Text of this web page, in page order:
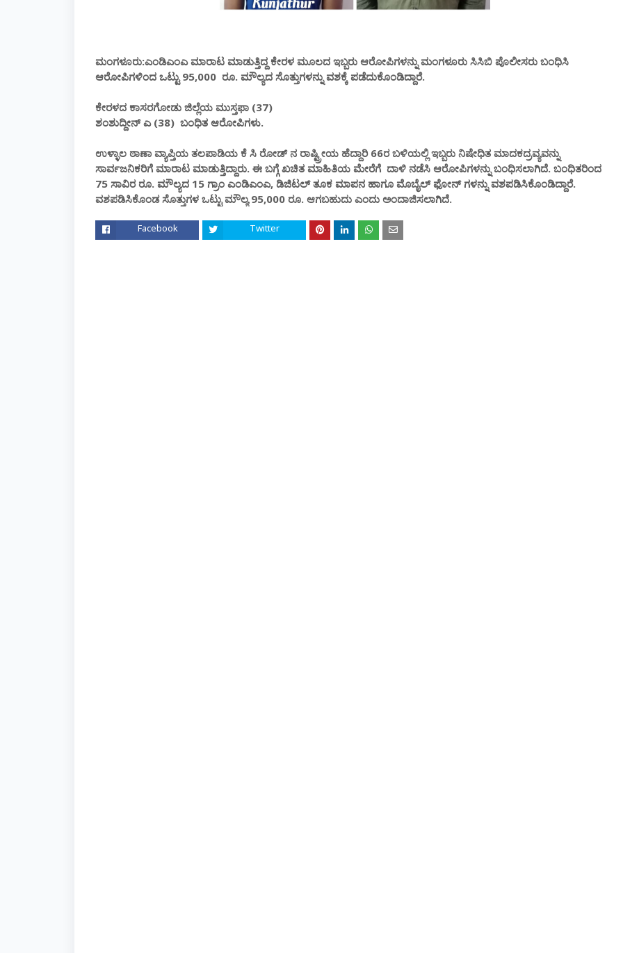
ಮಂಗಳೂರು:ಎಂಡಿಎಂಎ ಮಾರಾಟ ಮಾಡುತ್ತಿದ್ದ ಕೇರಳ ಮೂಲದ ಇಬ್ಬರು ಆರೋಪಿಗಳನ್ನು ಮಂಗಳೂರು ಸಿಸಿಬಿ ಪೊಲೀಸರು ಬಂಧಿಸಿ
ಆರೋಪಿಗಳಿಂದ ಒಟ್ಟು 95,000 ರೂ. ಮೌಲ್ಯದ ಸೊತ್ತುಗಳನ್ನು ವಶಕ್ಕೆ ಪಡೆದುಕೊಂಡಿದ್ದಾರೆ.
ಕೇರಳದ ಕಾಸರಗೋಡು ಜಿಲ್ಲೆಯ ಮುಸ್ತಫಾ (37)
ಶಂಶುದ್ದೀನ್ ಎ (38) ಬಂಧಿತ ಆರೋಪಿಗಳು.
ಉಳ್ಳಾಲ ಠಾಣಾ ವ್ಯಾಪ್ತಿಯ ತಲಪಾಡಿಯ ಕೆ ಸಿ ರೋಡ್ ನ ರಾಷ್ಟ್ರೀಯ ಹೆದ್ದಾರಿ 66ರ ಬಳಿಯಲ್ಲಿ ಇಬ್ಬರು ನಿಷೇಧಿತ ಮಾದಕದ್ರವ್ಯವನ್ನು
ಸಾರ್ವಜನಿಕರಿಗೆ ಮಾರಾಟ ಮಾಡುತ್ತಿದ್ದಾರು. ಈ ಬಗ್ಗೆ ಖಚಿತ ಮಾಹಿತಿಯ ಮೇರೆಗೆ ದಾಳಿ ನಡೆಸಿ ಆರೋಪಿಗಳನ್ನು ಬಂಧಿಸಲಾಗಿದೆ. ಬಂಧಿತರಿಂದ
75 ಸಾವಿರ ರೂ. ಮೌಲ್ಯದ 15 ಗ್ರಾಂ ಎಂಡಿಎಂಎ, ಡಿಜಿಟಲ್ ತೂಕ ಮಾಪನ ಹಾಗೂ ಮೊಬೈಲ್ ಫೋನ್ ಗಳನ್ನು ವಶಪಡಿಸಿಕೊಂಡಿದ್ದಾರೆ.
ವಶಪಡಿಸಿಕೊಂಡ ಸೊತ್ತುಗಳ ಒಟ್ಟು ಮೌಲ್ಯ 95,000 ರೂ. ಆಗಬಹುದು ಎಂದು ಅಂದಾಜಿಸಲಾಗಿದೆ.
Facebook Twitter